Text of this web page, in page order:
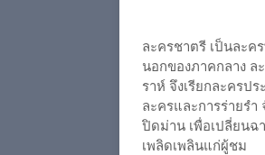
ละครชาตรี เป็นละค
นอกของภาคกลาง ล
ราห์ จึงเรียกละครป
ละครและการร่ายร
ปิดม่าน เพื่อเปลี่ยนฉ
เพลิดเพลินแก่ผู้ชม